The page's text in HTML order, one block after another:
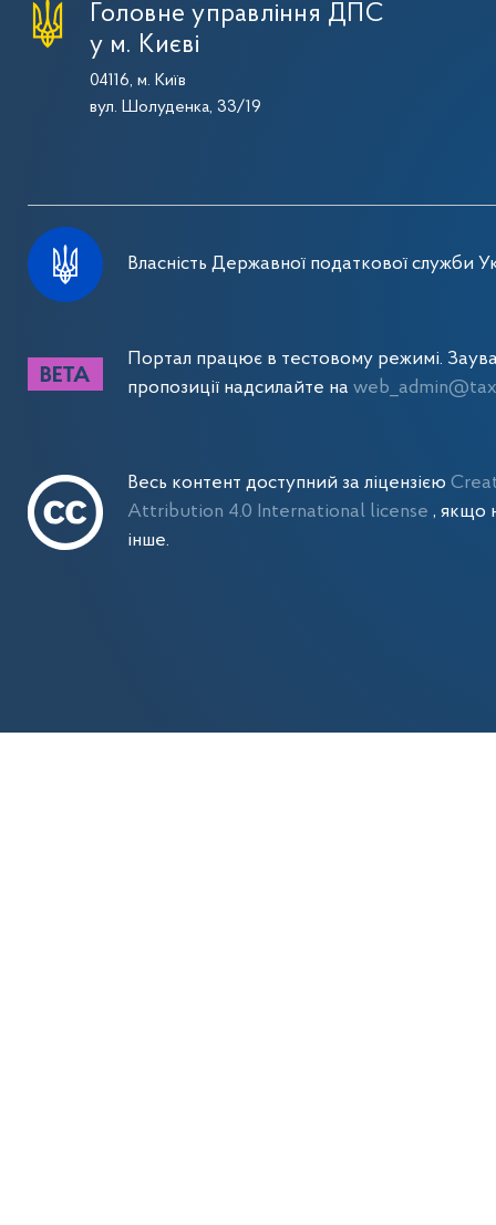
Головне управління ДПС
у м. Києві
04116, м. Київ
вул. Шолуденка, 33/19
Власність Державної податкової служби
Портал працює в тестовому режимі.
пропозиції надсилайте на
Весь контент доступний за ліцензією
Attribution 4.0 International license , якщо
інше.